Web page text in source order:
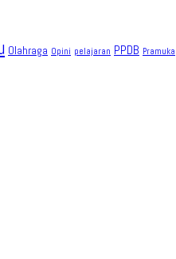
Olahraga Opini pelajaran PPDB Pramuka